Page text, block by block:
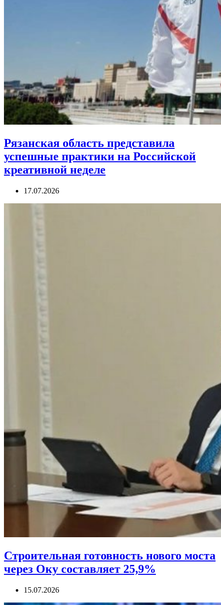
Рязанская область представила
успешные практики на Российской
креативной неделе
17.07.2026
Строительная готовность нового моста
через Оку составляет 25,9%
15.07.2026